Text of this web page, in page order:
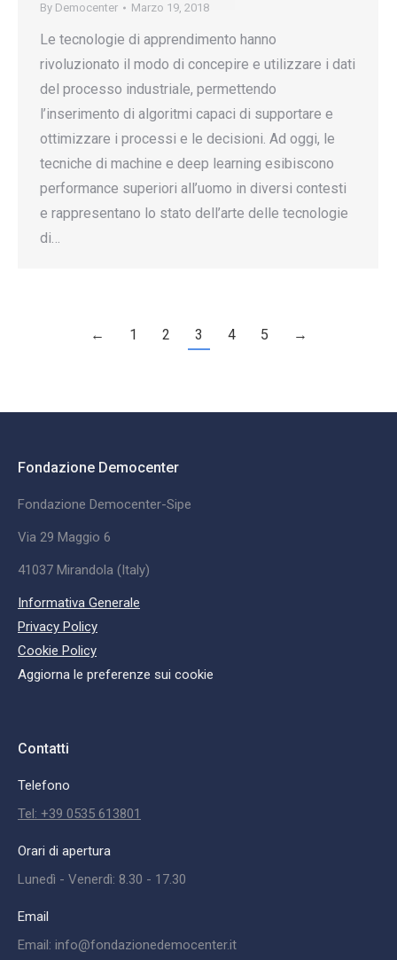
By Democenter Marzo 19, 2018
Le tecnologie di apprendimento hanno
rivoluzionato il modo di concepire e utilizzare i dati
del processo industriale, permettendo
l’inserimento di algoritmi capaci di supportare e
ottimizzare i processi e le decisioni. Ad oggi, le
tecniche di machine e deep learning esibiscono
performance superiori all’uomo in diversi contesti
e rappresentano lo stato dell’arte delle tecnologie
di…
← 1 2 3 4 5 →
Fondazione Democenter
Fondazione Democenter-Sipe
Via 29 Maggio 6
41037 Mirandola (Italy)
Informativa Generale
Privacy Policy
Cookie Policy
Aggiorna le preferenze sui cookie
Contatti
Telefono
Tel: +39 0535 613801
Orari di apertura
Lunedì - Venerdì: 8.30 - 17.30
Email
Email: info@fondazionedemocenter.it